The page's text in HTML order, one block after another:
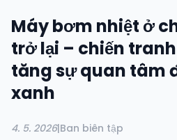
Máy bơm nhiệt ở
trở lại – chiến
tăng sự quan tâm
xanh
4. 5. 2026|Ban biên tập